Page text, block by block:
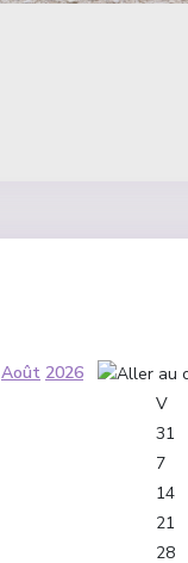
Août 2026
V
31
7
14
21
28